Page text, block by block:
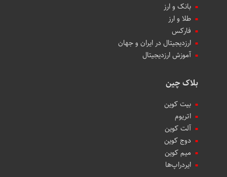
بانک و ارز
طلا و ارز
فارکس
ارزدیجیتال در ایران و جهان
آموزش ارزدیجیتال
بلاک چین
بیت کوین
اتریوم
آلت کوین
دوج کوین
میم کوین‌
ایردراپ‌ها